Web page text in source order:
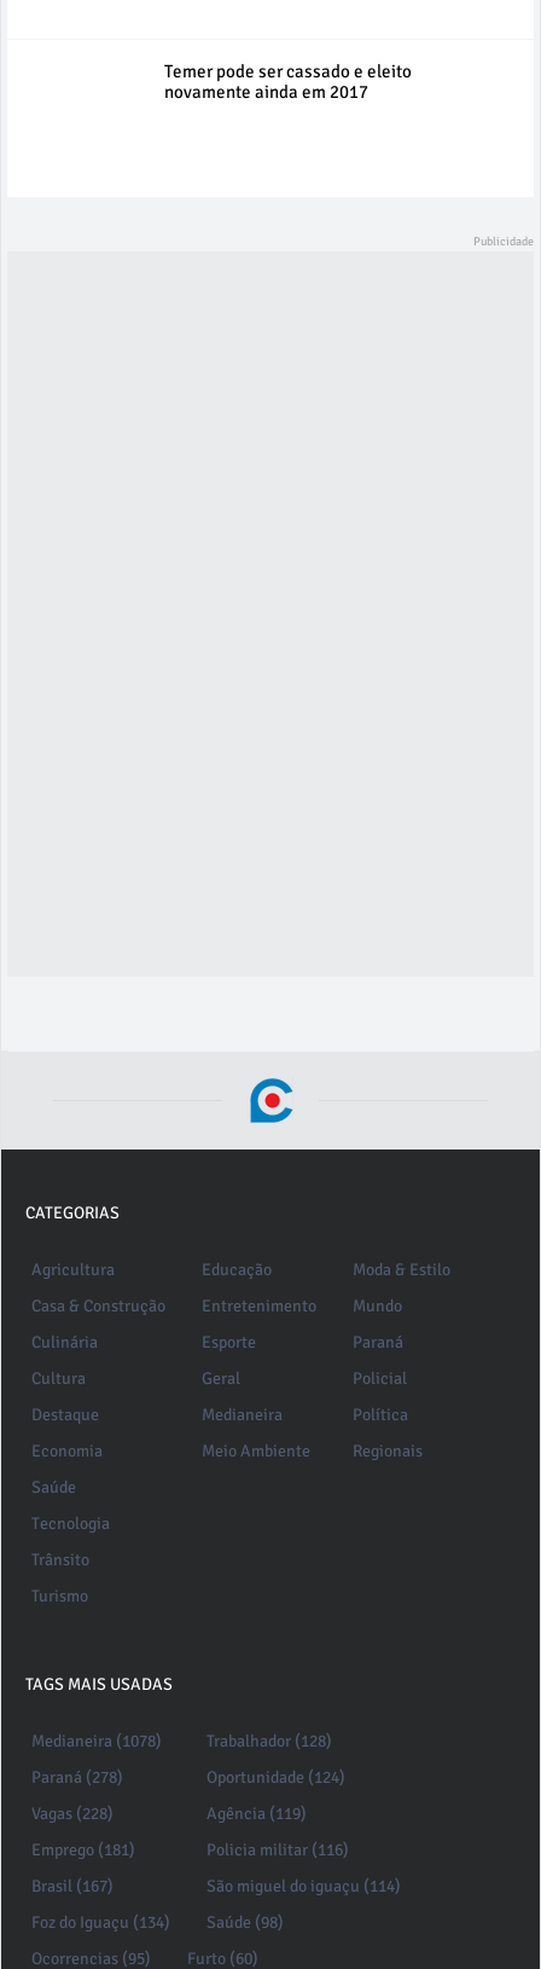
Temer pode ser cassado e eleito
novamente ainda em 2017
CATEGORIAS
Agricultura
Casa & Construção
Culinária
Cultura
Destaque
Economia
Educação
Entretenimento
Esporte
Geral
Medianeira
Meio Ambiente
Moda & Estilo
Mundo
Paraná
Policial
Política
Regionais
Saúde
Tecnologia
Trânsito
Turismo
TAGS MAIS USADAS
Medianeira (1078)
Paraná (278)
Vagas (228)
Emprego (181)
Brasil (167)
Foz do Iguaçu (134)
Trabalhador (128)
Oportunidade (124)
Agência (119)
Policia militar (116)
São miguel do iguaçu (114)
Saúde (98)
Ocorrencias (95)
Furto (60)